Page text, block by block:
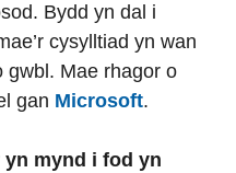
Bydd yn dal i
cysylltiad yn wan
gwbl. Mae rhagor o
gan Microsoft.
mynd i fod yn